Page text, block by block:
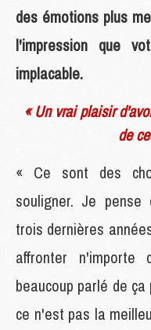
des émotions plus
l'impression que
implacable.
« Un vrai plaisir
de
« Ce sont des
souligner. Je
trois dernières
affronter
beaucoup parlé de
ce n'est pas la